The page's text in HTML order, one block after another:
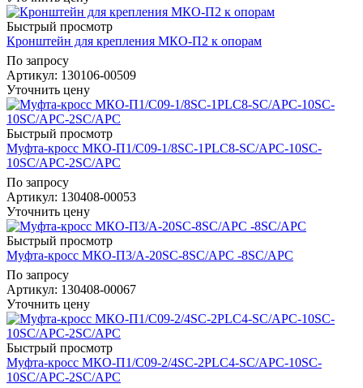
Быстрый просмотр
Кронштейн для крепления МКО-П2 к опорам
По запросу
Артикул: 130106-00509
Уточнить цену
Быстрый просмотр
Муфта-кросс МКО-П1/С09-1/8SC-1PLC8-SC/APC-10SC-
10SC/APC-2SC/APC
По запросу
Артикул: 130408-00053
Уточнить цену
Быстрый просмотр
Муфта-кросс МКО-П3/А-20SC-8SC/APC -8SC/APC
По запросу
Артикул: 130408-00067
Уточнить цену
Быстрый просмотр
Муфта-кросс МКО-П1/С09-2/4SC-2PLC4-SC/APC-10SC-
10SC/APC-2SC/APC